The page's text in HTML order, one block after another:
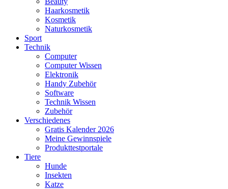
Haarkosmetik
Kosmetik
Naturkosmetik
Sport
Technik
Computer
Computer Wissen
Elektronik
Handy Zubehör
Software
Technik Wissen
Zubehör
Verschiedenes
Gratis Kalender 2026
Meine Gewinnspiele
Produkttestportale
Tiere
Hunde
Insekten
Katze